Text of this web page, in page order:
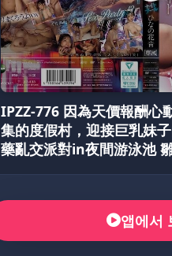
IPZZ-776 因為天價報酬心
集的度假村，迎接巨乳妹
藥亂交派對in夜間游泳池
앱에서